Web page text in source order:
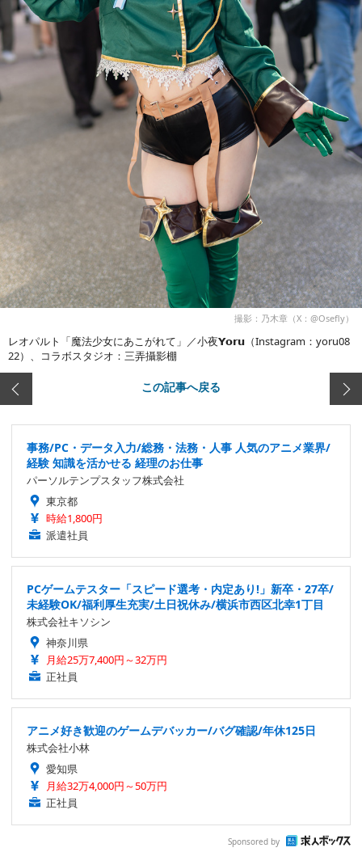
撮影：乃木章（X：@Osefly）
レオパルト「魔法少女にあこがれて」／小夜𝗬𝗼𝗿𝘂（Instagram：yoru08
22）、コラボスタジオ：三弄攝影棚
この記事へ戻る
事務/PC・データ入力/総務・法務・人事 人気のアニメ業界/
経験 知識を活かせる 経理のお仕事
パーソルテンプスタッフ株式会社
東京都
時給1,800円
派遣社員
PCゲームテスター「スピード選考・内定あり!」新卒・27卒/
未経験OK/福利厚生充実/土日祝休み/横浜市西区北幸1丁目
株式会社キソシン
神奈川県
月給25万7,400円～32万円
正社員
アニメ好き歓迎のゲームデバッカー/バグ確認/年休125日
株式会社小林
愛知県
月給32万4,000円～50万円
正社員
Sponsored by